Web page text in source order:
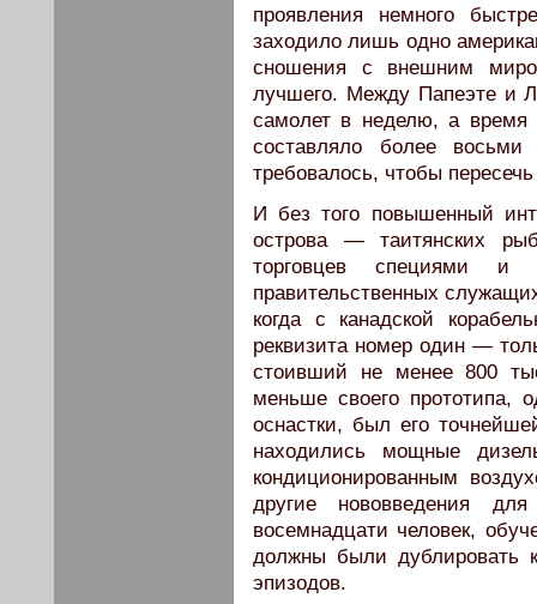
проявления немного
заходило лишь одно
сношения с внешним
лучшего. Между Папеэте и
самолет в неделю, а время
составляло более
требовалось, чтобы
И без того повышенный
острова — таитянских
торговцев специями и
правительственных
когда с канадской
реквизита номер один —
стоивший не менее 800
меньше своего прототипа,
оснастки, был его
находились мощные
кондиционированным
другие нововведения
восемнадцати человек,
должны были дублировать
эпизодов.